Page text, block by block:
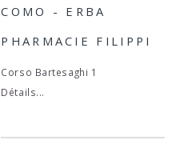
COMO - ERBA
PHARMACIE FILIPPI
Corso Bartesaghi 1
Détails...